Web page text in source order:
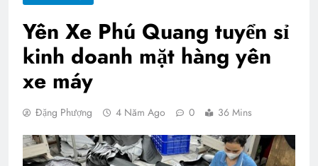
Yên Xe Phú Quang tuyển sỉ
kinh doanh mặt hàng yên
xe máy
Đặng Phượng 4 Năm Ago 0 36 Mins